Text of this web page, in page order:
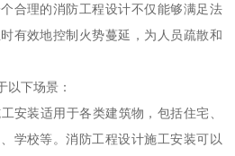
合理的消防工程设计不仅能够满足法
有效地控制火势蔓延，为人员疏散和
以下场景：
安装适用于各类建筑物，包括住宅、
学校等。消防工程设计施工安装可以